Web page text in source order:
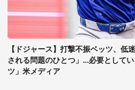
【ドジャース】打撃不振ベッツ、低
される問題のひとつ」...必要として
ツ」米メディア